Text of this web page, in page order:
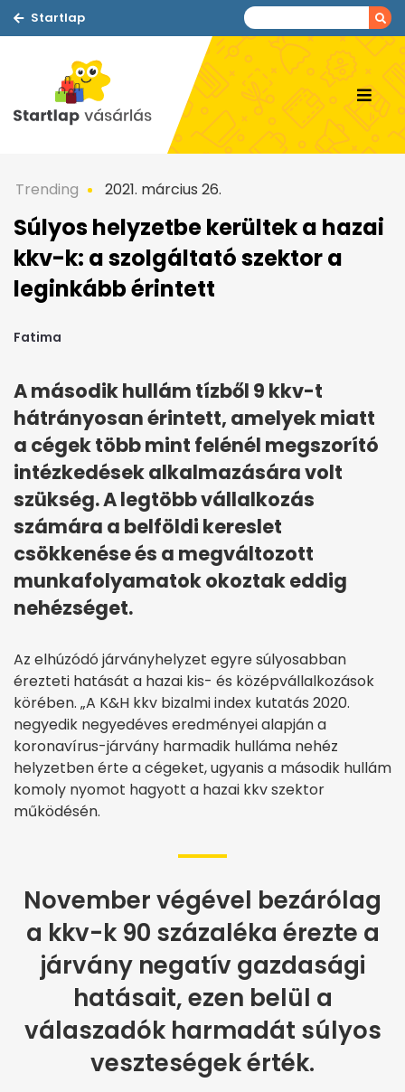
Startlap
Trending 2021. március 26.
Súlyos helyzetbe kerültek a hazai
kkv-k: a szolgáltató szektor a
leginkább érintett
Fatima
A második hullám tízből 9 kkv-t
hátrányosan érintett, amelyek miatt
a cégek több mint felénél megszorító
intézkedések alkalmazására volt
szükség. A legtöbb vállalkozás
számára a belföldi kereslet
csökkenése és a megváltozott
munkafolyamatok okoztak eddig
nehézséget.
Az elhúzódó járványhelyzet egyre súlyosabban
érezteti hatását a hazai kis- és középvállalkozások
körében. „A K&H kkv bizalmi index kutatás 2020.
negyedik negyedéves eredményei alapján a
koronavírus-járvány harmadik hulláma nehéz
helyzetben érte a cégeket, ugyanis a második hullám
komoly nyomot hagyott a hazai kkv szektor
működésén.
November végével bezárólag
a kkv-k 90 százaléka érezte a
járvány negatív gazdasági
hatásait, ezen belül a
válaszadók harmadát súlyos
veszteségek érték.